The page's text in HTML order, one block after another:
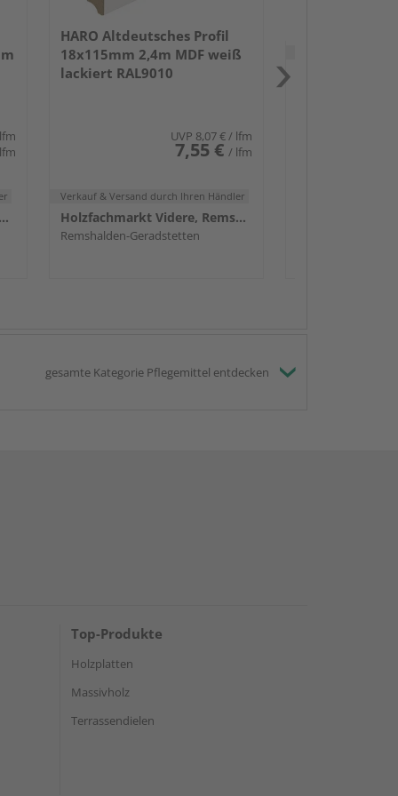
Holzfachmarkt Videre, Remshalden
HARO Altdeutsches Profil
18x115mm 2,4m MDF weiß
lackiert RAL9010
UVP 8,07 €/ lfm
7,55 € / lfm
Verkauf & Versand durch Ihren Händler
Holzfachmarkt Videre, Remshalden
Remshalden-Geradstetten
gesamte Kategorie Pflegemittel entdecken
Top-Produkte
Holzplatten
Massivholz
Terrassendielen